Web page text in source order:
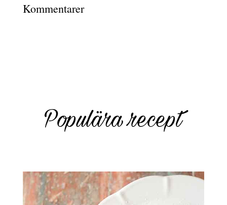
Kommentarer
Populära recept